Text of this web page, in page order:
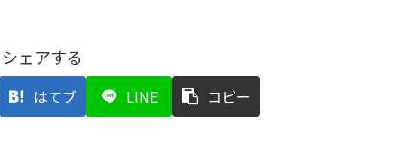
シェアする
はてブ LINE コピー